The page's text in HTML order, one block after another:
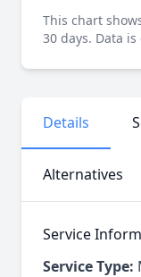
This chart
30 days. Data
Details
Alternatives
Service
Service Type: